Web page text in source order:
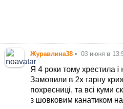
Журавлина38 • 03 июня в
Я 4 роки тому хрестила
Замовили в 2х гарну
похресниці, та всі куми
з шовковим канатиком